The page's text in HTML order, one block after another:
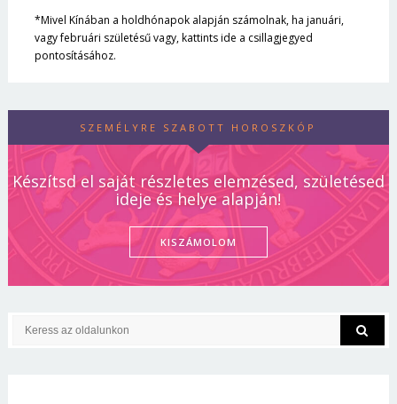
*Mivel Kínában a holdhónapok alapján számolnak, ha januári,
vagy februári születésű vagy, kattints ide a csillagjegyed
pontosításához.
SZEMÉLYRE SZABOTT HOROSZKÓP
Készítsd el saját részletes elemzésed, születésed
ideje és helye alapján!
KISZÁMOLOM